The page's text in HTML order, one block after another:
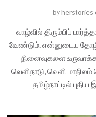
byherstories
வாழ்வில் திரும்பிப்
வேண்டும். என்னுடைய
நினைவுகளை
வெளிநாடு, வெளி
தமிழ்நாட்டில்